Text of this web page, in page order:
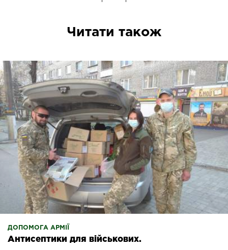
Читати також
ДОПОМОГА АРМІЇ
Антисептики для військових.